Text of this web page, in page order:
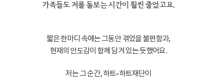
가족들도 저를 돌보는 시간이 훨씬 줄었고요.
짧은 한마디 속에는 그동안 겪었을 불편함과,
현재의 안도감이 함께 담겨 있는 듯했어요.
저는 그 순간, 하트-하트재단이